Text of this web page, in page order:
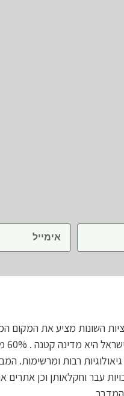
השונות מציע את המקום
רבות ומרשימות.
עבר וחקלאותן וכן אתרים